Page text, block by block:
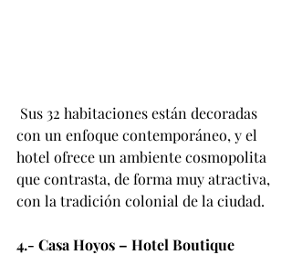
Sus 32 habitaciones están decoradas
con un enfoque contemporáneo, y el
hotel ofrece un ambiente cosmopolita
que contrasta, de forma muy atractiva,
con la tradición colonial de la ciudad.
4.- Casa Hoyos – Hotel Boutique